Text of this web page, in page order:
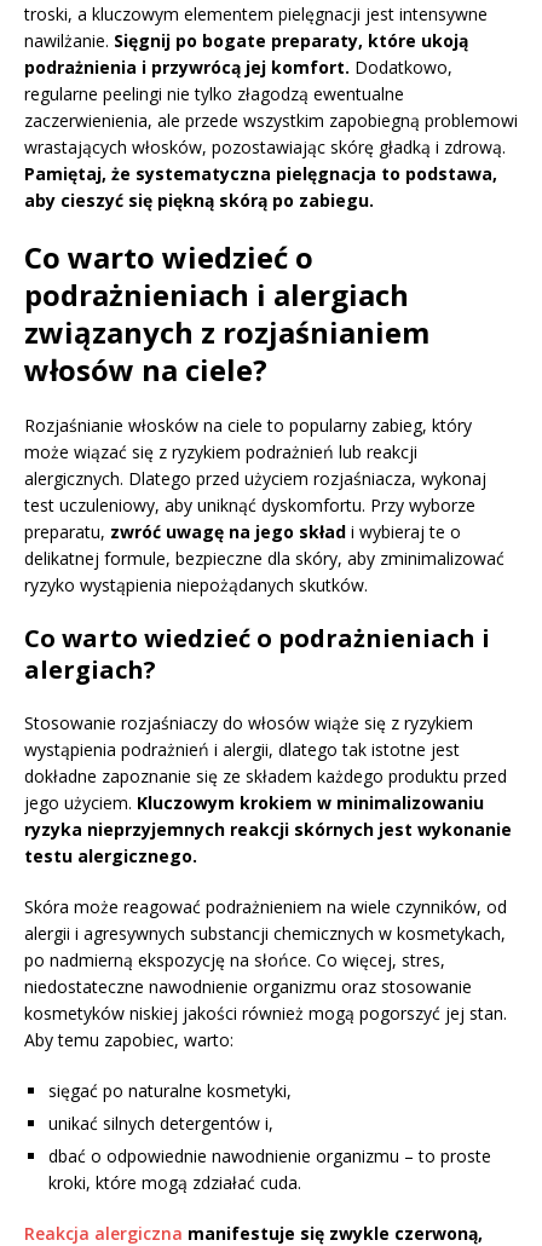
troski, a kluczowym elementem pielęgnacji jest intensywne
nawilżanie. Sięgnij po bogate preparaty, które ukoją
podrażnienia i przywrócą jej komfort. Dodatkowo,
regularne peelingi nie tylko złagodzą ewentualne
zaczerwienienia, ale przede wszystkim zapobiegną problemowi
wrastających włosków, pozostawiając skórę gładką i zdrową.
Pamiętaj, że systematyczna pielęgnacja to podstawa,
aby cieszyć się piękną skórą po zabiegu.
Co warto wiedzieć o
podrażnieniach i alergiach
związanych z rozjaśnianiem
włosów na ciele?
Rozjaśnianie włosków na ciele to popularny zabieg, który
może wiązać się z ryzykiem podrażnień lub reakcji
alergicznych. Dlatego przed użyciem rozjaśniacza, wykonaj
test uczuleniowy, aby uniknąć dyskomfortu. Przy wyborze
preparatu, zwróć uwagę na jego skład i wybieraj te o
delikatnej formule, bezpieczne dla skóry, aby zminimalizować
ryzyko wystąpienia niepożądanych skutków.
Co warto wiedzieć o podrażnieniach i
alergiach?
Stosowanie rozjaśniaczy do włosów wiąże się z ryzykiem
wystąpienia podrażnień i alergii, dlatego tak istotne jest
dokładne zapoznanie się ze składem każdego produktu przed
jego użyciem. Kluczowym krokiem w minimalizowaniu
ryzyka nieprzyjemnych reakcji skórnych jest wykonanie
testu alergicznego.
Skóra może reagować podrażnieniem na wiele czynników, od
alergii i agresywnych substancji chemicznych w kosmetykach,
po nadmierną ekspozycję na słońce. Co więcej, stres,
niedostateczne nawodnienie organizmu oraz stosowanie
kosmetyków niskiej jakości również mogą pogorszyć jej stan.
Aby temu zapobiec, warto:
sięgać po naturalne kosmetyki,
unikać silnych detergentów i,
dbać o odpowiednie nawodnienie organizmu – to proste
kroki, które mogą zdziałać cuda.
Reakcja alergiczna manifestuje się zwykle czerwoną,